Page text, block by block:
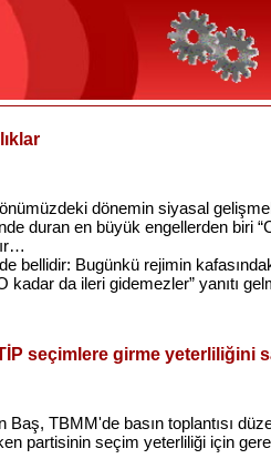
dönemin siyasal
duran en büyük engellerden biri
bellidir: Bugünkü rejimin
kadar da ileri gidemezler” yanıtı
seçimlere girme yeterliliğini
Baş, TBMM'de basın toplantısı
partisinin seçim yeterliliği için